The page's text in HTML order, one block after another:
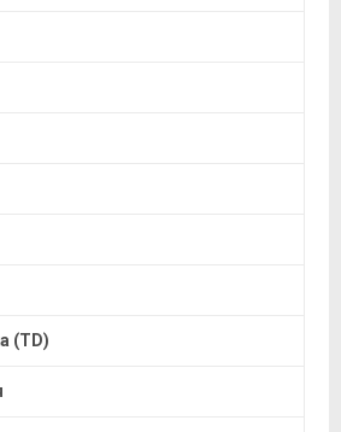
(TD)